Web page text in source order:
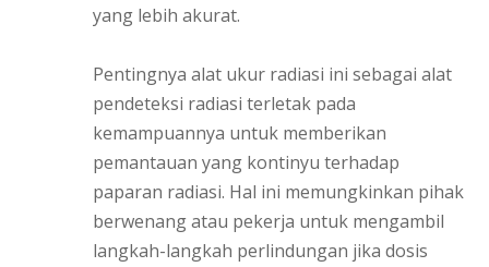
yang lebih akurat.
Pentingnya alat ukur radiasi ini sebagai alat
pendeteksi radiasi terletak pada
kemampuannya untuk memberikan
pemantauan yang kontinyu terhadap
paparan radiasi. Hal ini memungkinkan pihak
berwenang atau pekerja untuk mengambil
langkah-langkah perlindungan jika dosis